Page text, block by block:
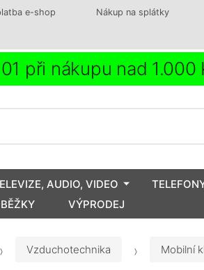
e-shop Nákup na splátky
při nákupu nad 1.000
AUDIO, VIDEO
VÝPRODEJ
Vzduchotechnika Mobilní